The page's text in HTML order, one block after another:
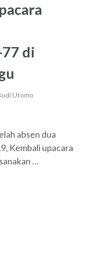
di
Utomo
absen dua
Kembali upacara
…